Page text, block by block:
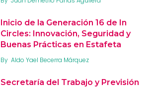
Inicio de la Generación 16 de In
Circles: Innovación, Seguridad y
Buenas Prácticas en Estafeta
By Aldo Yael Becerra Márquez
Secretaría del Trabajo y Previsión